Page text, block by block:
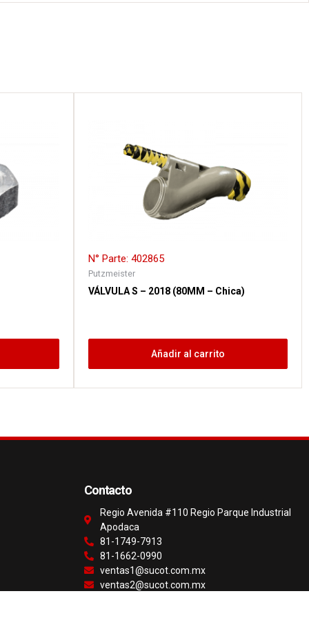
N° Parte: 402865
Putzmeister
VÁLVULA S – 2018 (80MM – Chica)
Añadir al carrito
Contacto
Regio Avenida #110 Regio Parque Industrial
Apodaca
81-1749-7913
81-1662-0990
ventas1@sucot.com.mx
ventas2@sucot.com.mx